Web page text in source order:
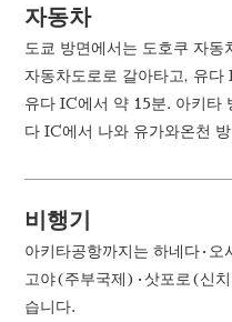
자동차
도쿄 방면에서는 도호쿠 자
자동차도로로 갈아타고, 유
유다 IC에서 약 15분. 아키타
다 IC에서 나와 유가와온천 방
비행기
아키타공항까지는 하네다·
고야(주부국제)·삿포로(신
습니다.